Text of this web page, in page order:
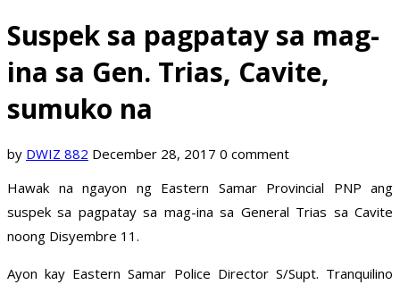
Suspek sa pagpatay sa mag-
ina sa Gen. Trias, Cavite,
sumuko na
by DWIZ 882 December 28, 2017 0 comment
Hawak na ngayon ng Eastern Samar Provincial PNP ang
suspek sa pagpatay sa mag-ina sa General Trias sa Cavite
noong Disyembre 11.
Ayon kay Eastern Samar Police Director S/Supt. Tranquilino